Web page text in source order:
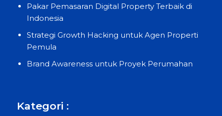
Pakar Pemasaran Digital Property Terbaik di
Indonesia
Strategi Growth Hacking untuk Agen Properti
Pemula
Brand Awareness untuk Proyek Perumahan
Kategori :